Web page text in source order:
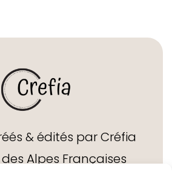
& édités par Créfia
Alpes Françaises